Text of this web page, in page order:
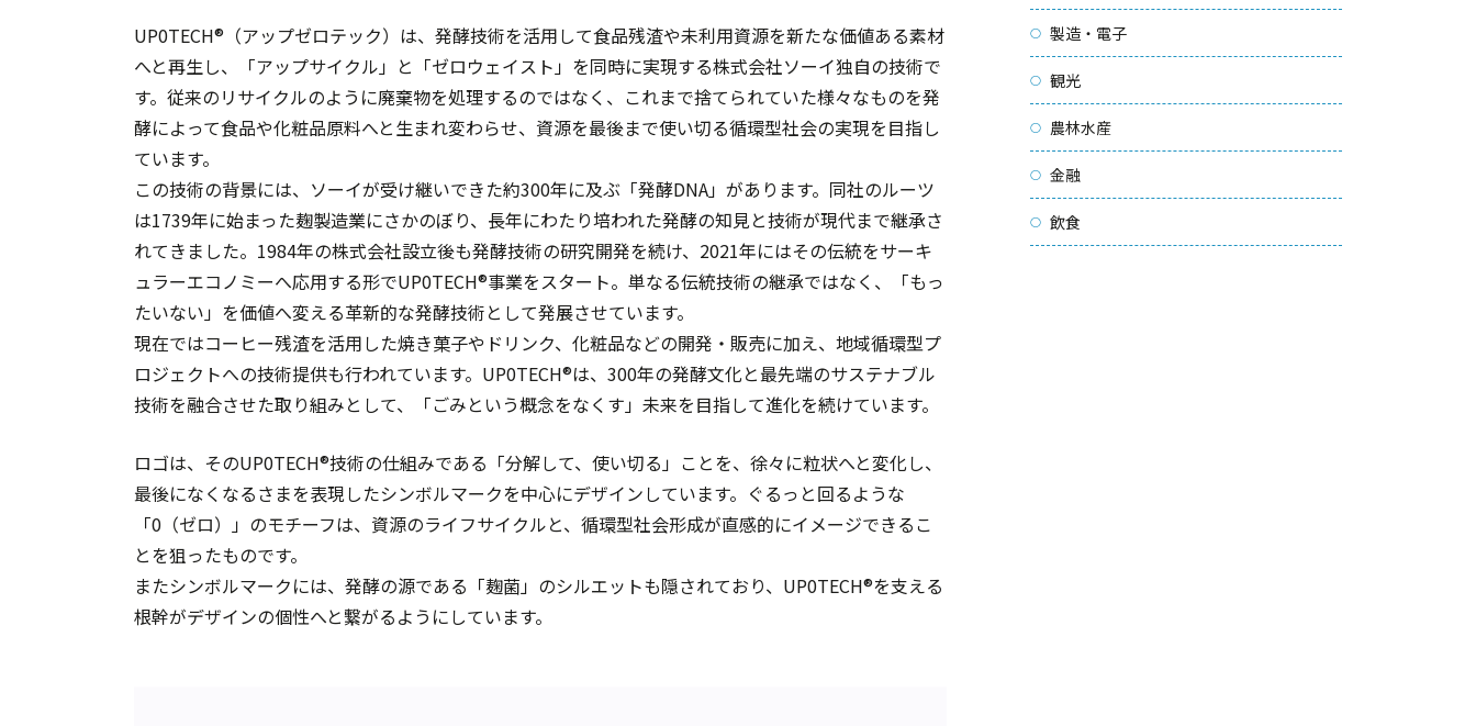
UP0TECH®（アップゼロテック）は、発酵技術を活用して食品残渣や未利用資源を新たな価値ある素材
へと再生し、「アップサイクル」と「ゼロウェイスト」を同時に実現する株式会社ソーイ独自の技術で
す。従来のリサイクルのように廃棄物を処理するのではなく、これまで捨てられていた様々なものを発
酵によって食品や化粧品原料へと生まれ変わらせ、資源を最後まで使い切る循環型社会の実現を目指し
ています。
この技術の背景には、ソーイが受け継いできた約300年に及ぶ「発酵DNA」があります。同社のルーツ
は1739年に始まった麹製造業にさかのぼり、長年にわたり培われた発酵の知見と技術が現代まで継承さ
れてきました。1984年の株式会社設立後も発酵技術の研究開発を続け、2021年にはその伝統をサーキ
ュラーエコノミーへ応用する形でUP0TECH®事業をスタート。単なる伝統技術の継承ではなく、「もっ
たいない」を価値へ変える革新的な発酵技術として発展させています。
現在ではコーヒー残渣を活用した焼き菓子やドリンク、化粧品などの開発・販売に加え、地域循環型プ
ロジェクトへの技術提供も行われています。UP0TECH®は、300年の発酵文化と最先端のサステナブル
技術を融合させた取り組みとして、「ごみという概念をなくす」未来を目指して進化を続けています。
ロゴは、そのUP0TECH®技術の仕組みである「分解して、使い切る」ことを、徐々に粒状へと変化し、
最後になくなるさまを表現したシンボルマークを中心にデザインしています。ぐるっと回るような
「0（ゼロ）」のモチーフは、資源のライフサイクルと、循環型社会形成が直感的にイメージできるこ
とを狙ったものです。
またシンボルマークには、発酵の源である「麹菌」のシルエットも隠されており、UP0TECH®を支える
根幹がデザインの個性へと繋がるようにしています。
製造・電子
観光
農林水産
金融
飲食